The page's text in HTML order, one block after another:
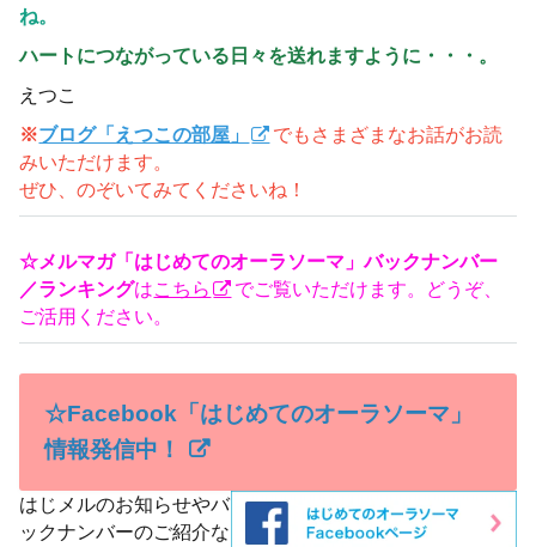
ね。
ハートにつながっている日々を送れますように・・・。
えつこ
※ブログ「えつこの部屋」
でもさまざまなお話がお読
みいただけます。
ぜひ、のぞいてみてくださいね！
☆メルマガ「はじめてのオーラソーマ」バックナンバー
／ランキングは こちら
でご覧いただけます。どうぞ、
ご活用ください。
☆Facebook「はじめてのオーラソーマ」
情報発信中！
はじメルのお知らせやバ
ックナンバーのご紹介な